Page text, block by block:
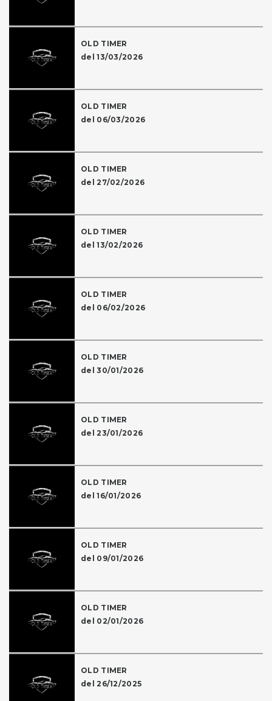
OLD TIMER
del 13/03/2026
OLD TIMER
del 06/03/2026
OLD TIMER
del 27/02/2026
OLD TIMER
del 13/02/2026
OLD TIMER
del 06/02/2026
OLD TIMER
del 30/01/2026
OLD TIMER
del 23/01/2026
OLD TIMER
del 16/01/2026
OLD TIMER
del 09/01/2026
OLD TIMER
del 02/01/2026
OLD TIMER
del 26/12/2025